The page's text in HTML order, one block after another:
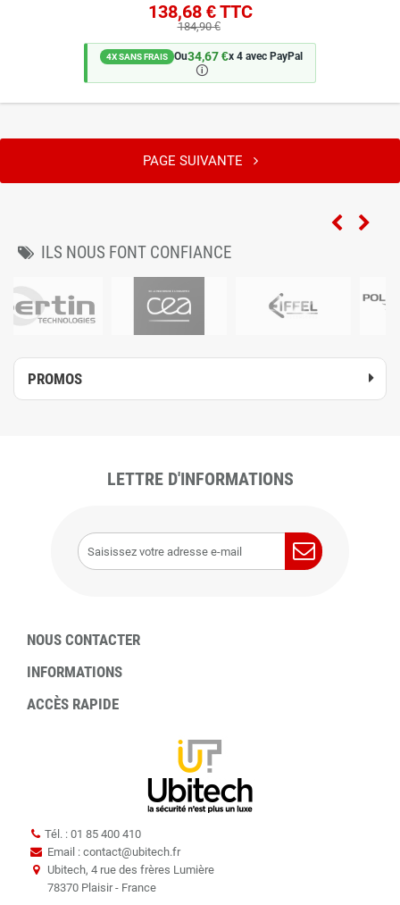
138,68 €TTC
184,90 €
4X SANS FRAIS Ou34,67 €x 4 avec PayPal
🛈
PAGE SUIVANTE
ILS NOUS FONT CONFIANCE
PROMOS
LETTRE D'INFORMATIONS
NOUS CONTACTER
INFORMATIONS
ACCÈS RAPIDE
Tél. : 01 85 400 410
Email : contact@ubitech.fr
Ubitech, 4 rue des frères Lumière
78370 Plaisir - France